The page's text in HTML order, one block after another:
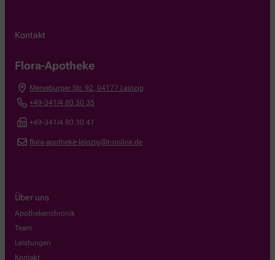
Kontakt
Flora-Apotheke
Merseburger Str. 92, 04177 Leipzig
+49-341/4 80 30 35
+49-341/4 80 30 41
flora-apotheke-leipzig@t-online.de
Über uns
Apothekenchronik
Team
Leistungen
Kontakt